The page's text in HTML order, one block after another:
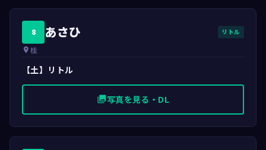
8 あさひ リトル
place 桂
【土】リトル
photo_library写真を見る・DL